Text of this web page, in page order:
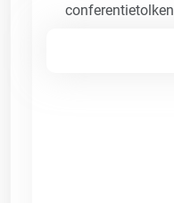
conferentietolken